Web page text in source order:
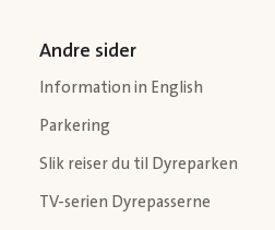
Andre sider
Information in English
Parkering
Slik reiser du til Dyreparken
TV-serien Dyrepasserne